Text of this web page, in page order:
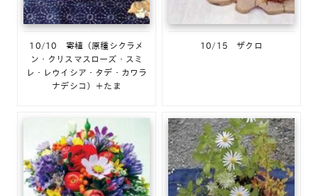
10/10 寄植（原種シクラメ
ン・クリスマスローズ・スミ
レ・レウイシア・タデ・カワラ
ナデシコ）＋たま
10/15 ザクロ